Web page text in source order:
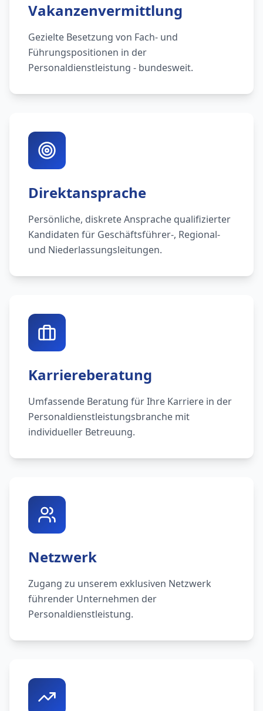
Vakanzenvermittlung
Gezielte Besetzung von Fach- und
Führungspositionen in der
Personaldienstleistung - bundesweit.
Direktansprache
Persönliche, diskrete Ansprache qualifizierter
Kandidaten für Geschäftsführer-, Regional-
und Niederlassungsleitungen.
Karriereberatung
Umfassende Beratung für Ihre Karriere in der
Personaldienstleistungsbranche mit
individueller Betreuung.
Netzwerk
Zugang zu unserem exklusiven Netzwerk
führender Unternehmen der
Personaldienstleistung.